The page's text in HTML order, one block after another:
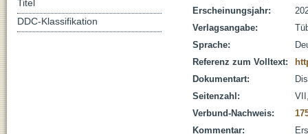
Erscheinungsjahr:
Verlagsangabe:
Sprache:
Referenz zum Volltext:
Dokumentart:
Seitenzahl:
Verbund-Nachweis:
Kommentar:
Titel
DDC-Klassifikation